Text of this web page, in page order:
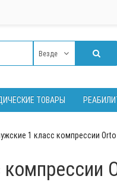
Везде
ТОВАРЫ
1 класс компрессии